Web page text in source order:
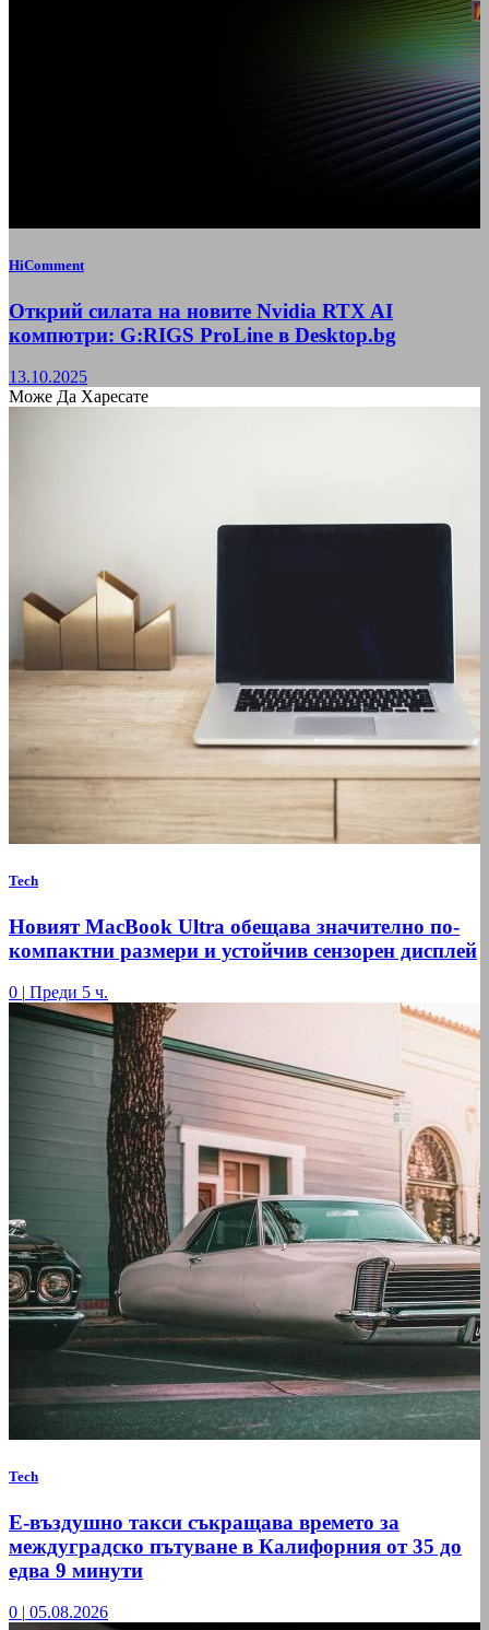
HiComment
Открий силата на новите Nvidia RTX AI
компютри: G:RIGS ProLine в Desktop.bg
13.10.2025
Може Да Харесате
Tech
Новият MacBook Ultra обещава значително по-
компактни размери и устойчив сензорен дисплей
0 | Преди 5 ч.
Tech
Е-въздушно такси съкращава времето за
междуградско пътуване в Калифорния от 35 до
едва 9 минути
0 | 05.08.2026